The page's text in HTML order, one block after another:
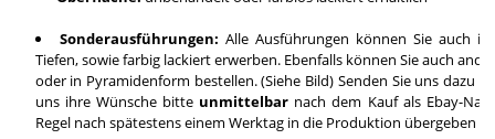
Sonderausführungen: Alle Ausführungen können Sie auch
Tiefen, sowie farbig lackiert erwerben. Ebenfalls können Sie auch
oder in Pyramidenform bestellen. (Siehe Bild) Senden Sie uns dazu
uns ihre Wünsche bitte unmittelbar nach dem Kauf als Ebay-
Regel nach spätestens einem Werktag in die Produktion übergeben